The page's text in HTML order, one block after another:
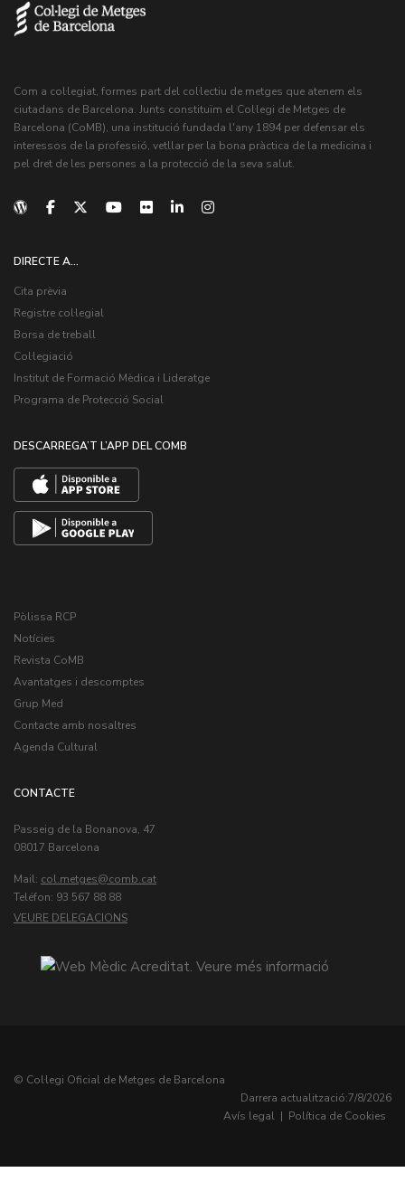
Com a col·legiat, formes part del col·lectiu de metges que atenem els
ciutadans de Barcelona. Junts constituïm el Col·legi de Metges de
Barcelona (CoMB), una institució fundada l'any 1894 per defensar els
interessos de la professió, vetllar per la bona pràctica de la medicina i
pel dret de les persones a la protecció de la seva salut.
DIRECTE A...
Cita prèvia
Registre col·legial
Borsa de treball
Col·legiació
Institut de Formació Mèdica i Lideratge
Programa de Protecció Social
DESCARREGA’T L’APP DEL COMB
Pòlissa RCP
Notícies
Revista CoMB
Avantatges i descomptes
Grup Med
Contacte amb nosaltres
Agenda Cultural
CONTACTE
Passeig de la Bonanova, 47
08017 Barcelona
Mail: col.metges
Teléfon: 93 567 88 88
VEURE DELEGACIONS
© Col·legi Oficial de Metges de Barcelona
Darrera actualització:7/8/2026
Avís legal | Política de Cookies